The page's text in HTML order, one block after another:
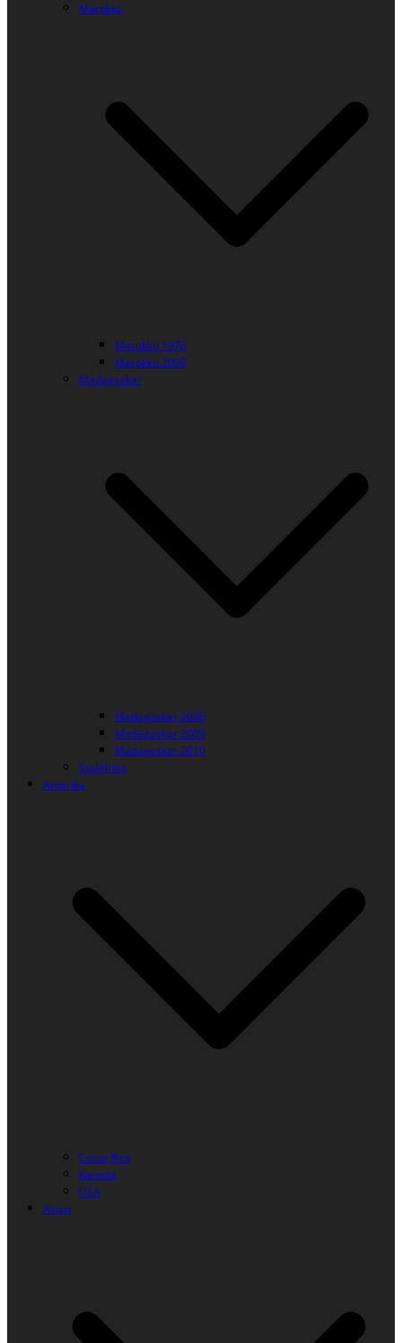
Marokko
Marokko 1976
Marokko 2009
Madagaskar
Madagaskar 2006
Madagaskar 2009
Madagaskar 2010
Südafrika
Amerika
Costa Rica
Kanada
USA
Asien